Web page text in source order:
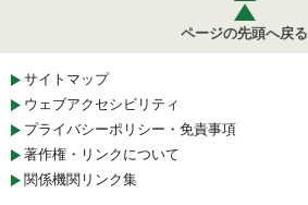
ページの先頭へ戻る
サイトマップ
ウェブアクセシビリティ
プライバシーポリシー・免責事項
著作権・リンクについて
関係機関リンク集